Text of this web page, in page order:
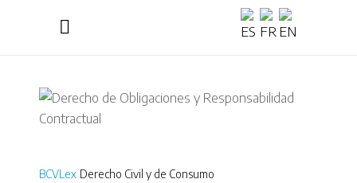
BCVLex Derecho Civil y de Consumo